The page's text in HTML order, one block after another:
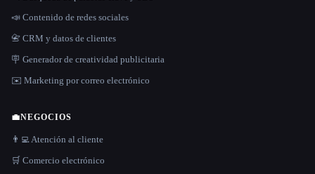
📣 Contenido de redes sociales
📇 CRM y datos de clientes
🪧 Generador de creatividad publicitaria
✉️ Marketing por correo electrónico
💼NEGOCIOS
👨‍💻 Atención al cliente
🛒 Comercio electrónico